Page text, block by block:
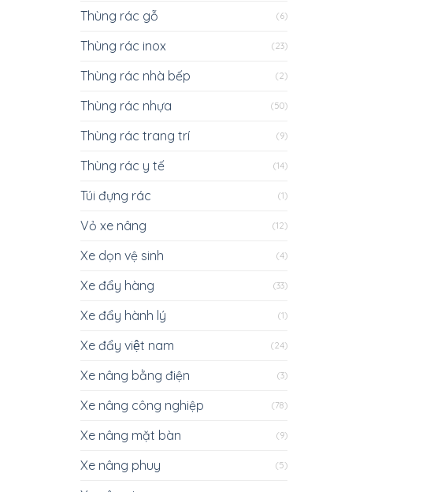
Thùng rác gỗ (6)
Thùng rác inox (23)
Thùng rác nhà bếp (2)
Thùng rác nhựa (50)
Thùng rác trang trí (9)
Thùng rác y tế (14)
Túi đựng rác (1)
Vỏ xe nâng (12)
Xe dọn vệ sinh (4)
Xe đẩy hàng (33)
Xe đẩy hành lý (1)
Xe đẩy việt nam (24)
Xe nâng bằng điện (3)
Xe nâng công nghiệp (78)
Xe nâng mặt bàn (9)
Xe nâng phuy (5)